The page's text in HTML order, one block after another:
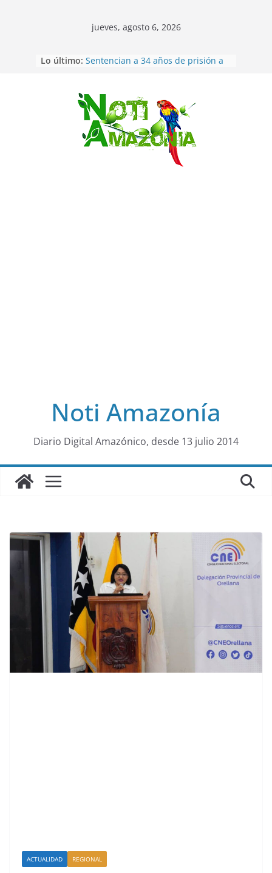
Saltar
al
jueves, agosto 6, 2026
Lo último: Sentencian a 34 años de prisión a
Vozinha, el arquero sensación de
cabo Verde, ya llegó para
incorporarse a Colo Colo de Chile
Pastaza: la parroquia Diez de
Agosto eligió a su nueva reina por
La “deuda de sueño”: una alerta
Noti Amazonía
Diario Digital Amazónico, desde 13 julio 2014
ACTUALIDAD REGIONAL